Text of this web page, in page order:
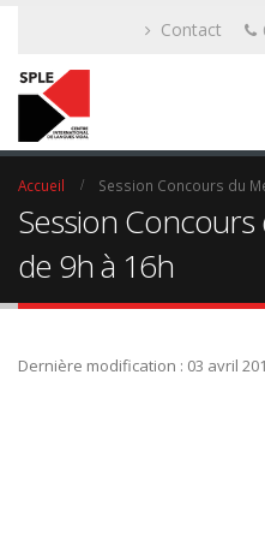
Contact
Accueil Session Concours du
Session
de 9h à 16h
Dernière modification : 03 avril